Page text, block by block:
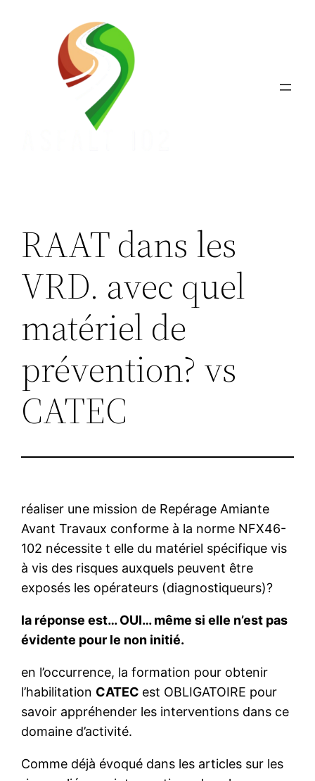
RAAT dans les
VRD. avec quel
matériel de
prévention? vs
CATEC
réaliser une mission de Repérage Amiante
Avant Travaux conforme à la norme NFX46-
102 nécessite t elle du matériel spécifique vis
à vis des risques auxquels peuvent être
exposés les opérateurs (diagnostiqueurs)?
la réponse est… OUI… même si elle n’est pas
évidente pour le non initié.
en l’occurrence, la formation pour obtenir
l’habilitation CATEC est OBLIGATOIRE pour
savoir appréhender les interventions dans ce
domaine d’activité.
Comme déjà évoqué dans les articles sur les